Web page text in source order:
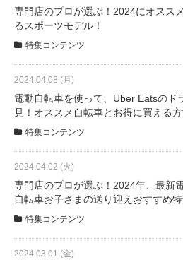
専門店のプロが選ぶ！2024にオスス
るスポーツモデル！
特集コンテンツ
2024.04.08 (月)
電動自転車を使って、Uber Eatsのド
見！オススメ自転車とお得に買える
特集コンテンツ
2024.04.02 (火)
専門店のプロが選ぶ！2024年、最新
自転車お子さまの送り迎えおすすめ特
特集コンテンツ
2024.03.01 (金)